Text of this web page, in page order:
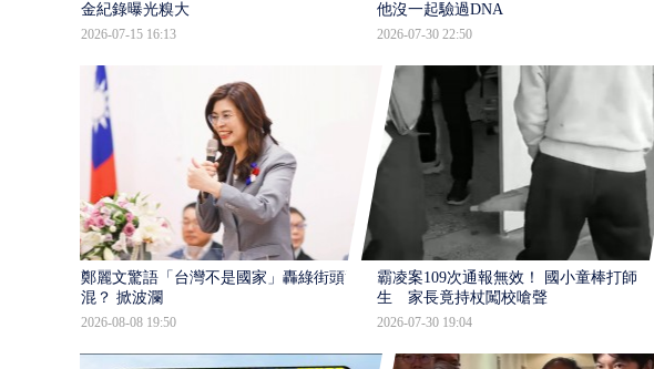
金紀錄曝光糗大
2026-07-15 16:13
他沒一起驗過DNA
2026-07-30 22:50
鄭麗文驚語「台灣不是國家」轟綠街頭混
混？ 掀波瀾
2026-08-08 19:50
霸凌案109次通報無效！ 國小童棒打師
生 家長竟持杖闖校嗆聲
2026-07-30 19:04